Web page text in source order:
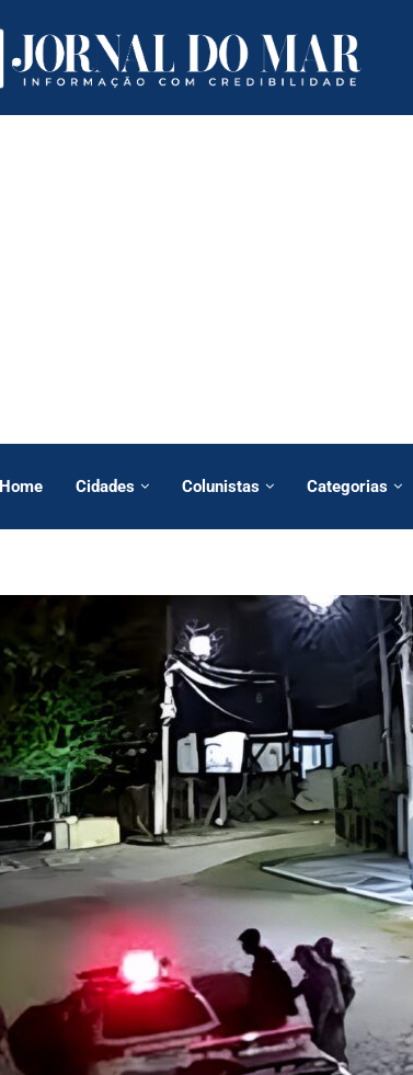
Home Cidades Colunistas Categorias